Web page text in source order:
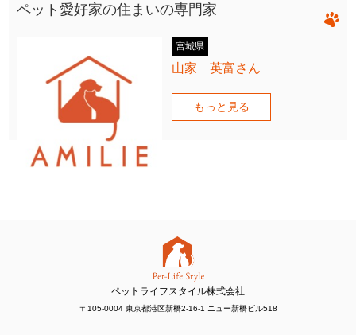
ペット愛好家の住まいの専門家
宮城県
山家 英富さん
もっと見る
ペットライフスタイル株式会社
〒105-0004 東京都港区新橋2-16-1 ニュー新橋ビル518